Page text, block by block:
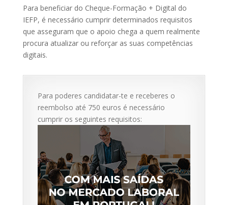
Para beneficiar do Cheque-Formação + Digital do
IEFP, é necessário cumprir determinados requisitos
que asseguram que o apoio chega a quem realmente
procura atualizar ou reforçar as suas competências
digitais.
Para poderes candidatar-te e receberes o
reembolso até 750 euros é necessário
cumprir os seguintes requisitos: